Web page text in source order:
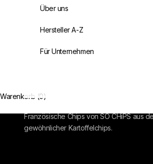
Über uns
Hersteller A-Z
Für Unternehmen
Warenkorb (0)
Chips
Französische Chips von SO CHiPS aus
gewöhnlicher Kartoffelchips.